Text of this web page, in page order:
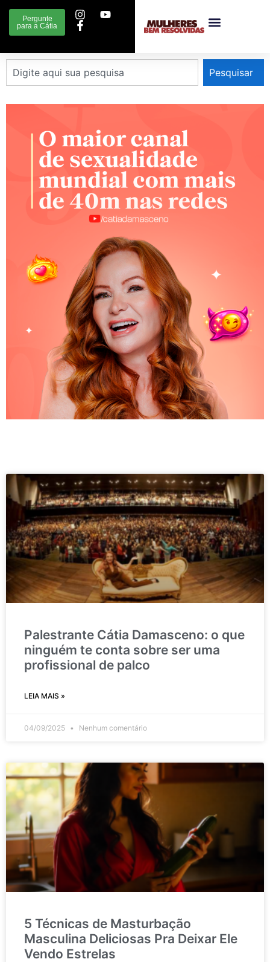
Pergunte
para a Cátia
Pesquisar
Palestrante Cátia Damasceno: o que
ninguém te conta sobre ser uma
profissional de palco
LEIA MAIS »
04/09/2025 Nenhum comentário
5 Técnicas de Masturbação
Masculina Deliciosas Pra Deixar Ele
Vendo Estrelas